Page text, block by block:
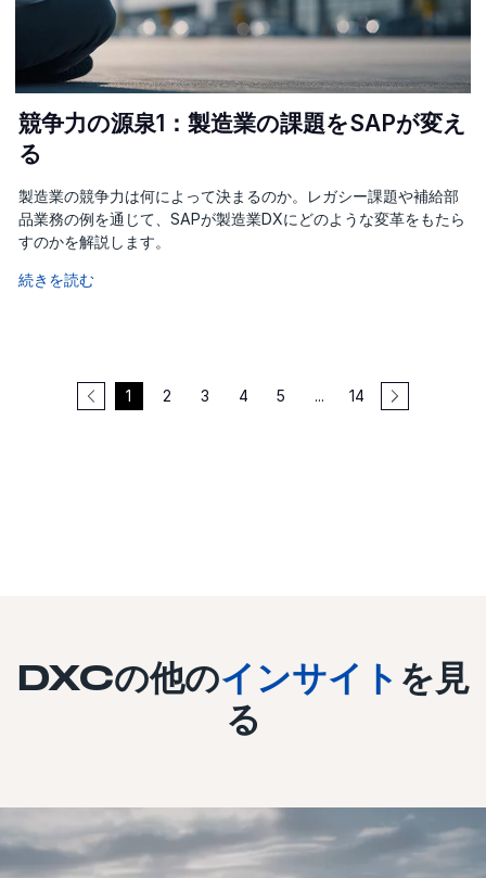
競争力の源泉1：製造業の課題をSAPが変え
る
製造業の競争力は何によって決まるのか。レガシー課題や補給部
品業務の例を通じて、SAPが製造業DXにどのような変革をもたら
すのかを解説します。
続きを読む
1 2 3 4 5 ... 14
DXCの他のインサイト を見
る